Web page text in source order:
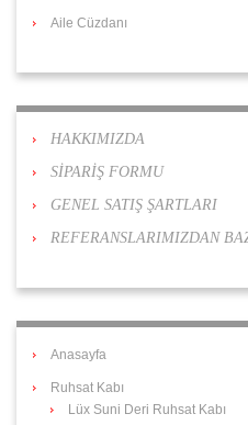
Aile Cüzdanı
HAKKIMIZDA
SİPARİŞ FORMU
GENEL SATIŞ ŞARTLARI
REFERANSLARIMIZDAN
Anasayfa
Ruhsat Kabı
Lüx Suni Deri Ruhsat Kabı